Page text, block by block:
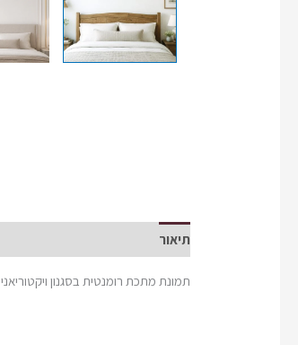
תיאור
תמונת מתכת רומנטית בסגנון ויקטוריאני